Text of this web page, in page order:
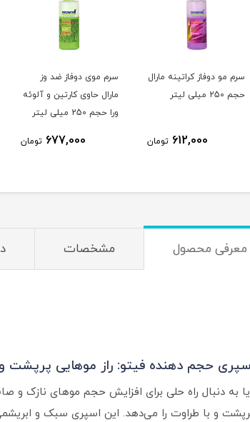
سرم مو دوفاز کراتینه مارال
حجم 250 میلی لیتر
612,000 تومان
سرم موی دوفاز ضد وز
مارال حاوی کارتین و آلوئه
ورا حجم 250 میلی لیتر
677,000 تومان
معرفی محصول مشخصات
حجم‌ دهنده فیتو: راز موهایی پرپشت
به دنبال راه حلی برای افزایش حجم موهای نازک
و با طراوت را می‌دهد. این اسپری سبک و